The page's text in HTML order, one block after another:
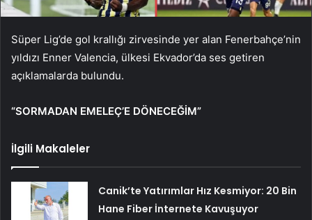
Süper Lig’de gol krallığı zirvesinde yer alan Fenerbahçe’nin
yıldızı Enner Valencia, ülkesi Ekvador’da ses getiren
açıklamalarda bulundu.
“SORMADAN EMELEÇ’E DÖNECEĞİM”
İlgili Makaleler
Canik’te Yatırımlar Hız Kesmiyor: 20 Bin
Hane Fiber İnternete Kavuşuyor